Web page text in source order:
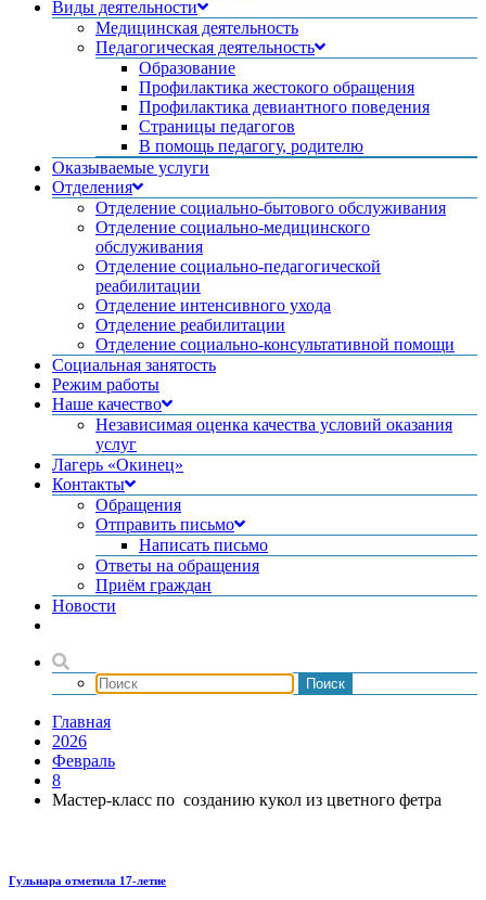
Виды деятельности
Медицинская деятельность
Педагогическая деятельность
Образование
Профилактика жестокого обращения
Профилактика девиантного поведения
Страницы педагогов
В помощь педагогу, родителю
Оказываемые услуги
Отделения
Отделение социально-бытового обслуживания
Отделение социально-медицинского
обслуживания
Отделение социально-педагогической
реабилитации
Отделение интенсивного ухода
Отделение реабилитации
Отделение социально-консультативной помощи
Социальная занятость
Режим работы
Наше качество
Независимая оценка качества условий оказания
услуг
Лагерь «Окинец»
Контакты
Обращения
Отправить письмо
Написать письмо
Ответы на обращения
Приём граждан
Новости
Главная
2026
Февраль
8
Мастер-класс по созданию кукол из цветного фетра
Гульнара отметила 17‑летие